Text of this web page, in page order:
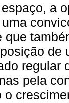
a
que
de
regular
pela
o